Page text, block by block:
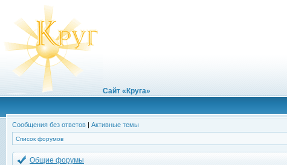
Сайт «Круга»
Сообщения без ответов | Активные темы
Список форумов
Общие форумы